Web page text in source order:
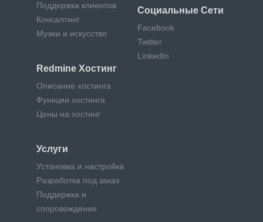
Поддержка клиентов
Консалтинг
Музеи и искусство
Redmine Хостинг
Описание хостинга
Функции хостинга
Цены на хостинг
Услуги
Установка и настройка
Разработка под заказ
Поддержка и
сопровождение
Социальные Сети
Facebook
Twitter
LinkedIn